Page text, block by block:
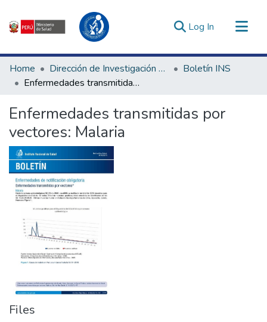
Log In (current)
Communities & Collections
All of DSpace
Estadísticas Externas
Enlaces de interés ▾
Home Dirección de Investigación e Innovación en Salud
Boletín INS
Enfermedades transmitidas por vectores: Malaria
Enfermedades transmitidas por
vectores: Malaria
Files